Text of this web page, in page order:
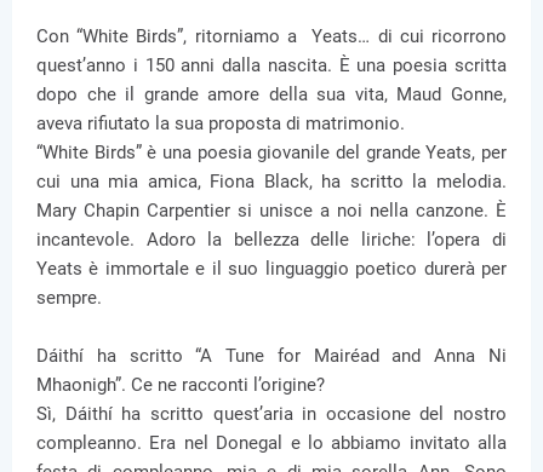
Con “White Birds”, ritorniamo a Yeats… di cui ricorrono
quest’anno i 150 anni dalla nascita. È una poesia scritta
dopo che il grande amore della sua vita, Maud Gonne,
aveva rifiutato la sua proposta di matrimonio.
“White Birds” è una poesia giovanile del grande Yeats, per
cui una mia amica, Fiona Black, ha scritto la melodia.
Mary Chapin Carpentier si unisce a noi nella canzone. È
incantevole. Adoro la bellezza delle liriche: l’opera di
Yeats è immortale e il suo linguaggio poetico durerà per
sempre.
Dáithí ha scritto “A Tune for Mairéad and Anna Ni
Mhaonigh”. Ce ne racconti l’origine?
Sì, Dáithí ha scritto quest’aria in occasione del nostro
compleanno. Era nel Donegal e lo abbiamo invitato alla